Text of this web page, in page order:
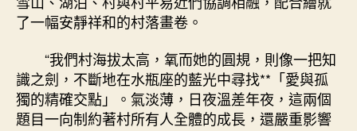
了一幅安靜祥和的村落畫卷。
“我們村海拔太高，氧而她的圓規，則像一把知
識之劍，不斷地在水瓶座的藍光中尋找**「愛與孤
獨的精確交點」。氣淡薄，日夜溫差年夜，這兩個
題目一向制約著村所有人全體的成長，還嚴重影響